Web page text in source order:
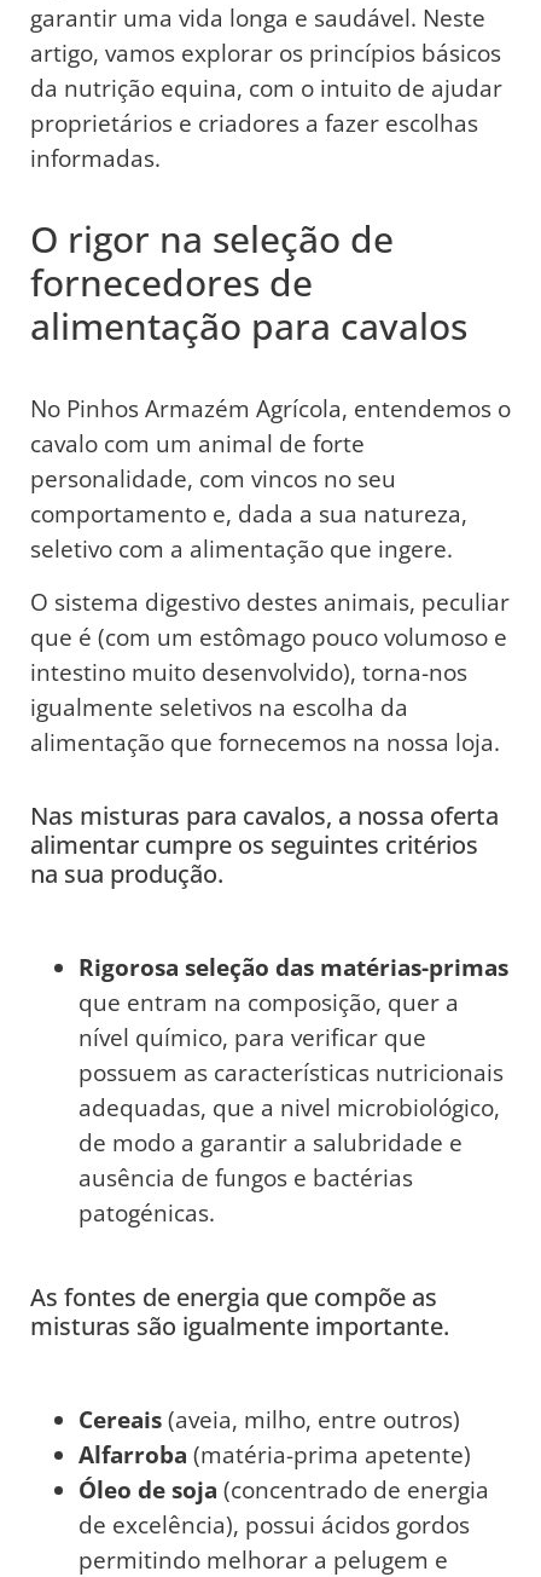
garantir uma vida longa e saudável. Neste
artigo, vamos explorar os princípios básicos
da nutrição equina, com o intuito de ajudar
proprietários e criadores a fazer escolhas
informadas.
O rigor na seleção de
fornecedores de
alimentação para cavalos
No Pinhos Armazém Agrícola, entendemos o
cavalo com um animal de forte
personalidade, com vincos no seu
comportamento e, dada a sua natureza,
seletivo com a alimentação que ingere.
O sistema digestivo destes animais, peculiar
que é (com um estômago pouco volumoso e
intestino muito desenvolvido), torna-nos
igualmente seletivos na escolha da
alimentação que fornecemos na nossa loja.
Nas misturas para cavalos, a nossa oferta
alimentar cumpre os seguintes critérios
na sua produção.
Rigorosa seleção das matérias-primas
que entram na composição, quer a
nível químico, para verificar que
possuem as características nutricionais
adequadas, que a nivel microbiológico,
de modo a garantir a salubridade e
ausência de fungos e bactérias
patogénicas.
As fontes de energia que compõe as
misturas são igualmente importante.
Cereais(aveia, milho, entre outros)
Alfarroba (matéria-prima apetente)
Óleo de soja (concentrado de energia
de excelência), possui ácidos gordos
permitindo melhorar a pelugem e